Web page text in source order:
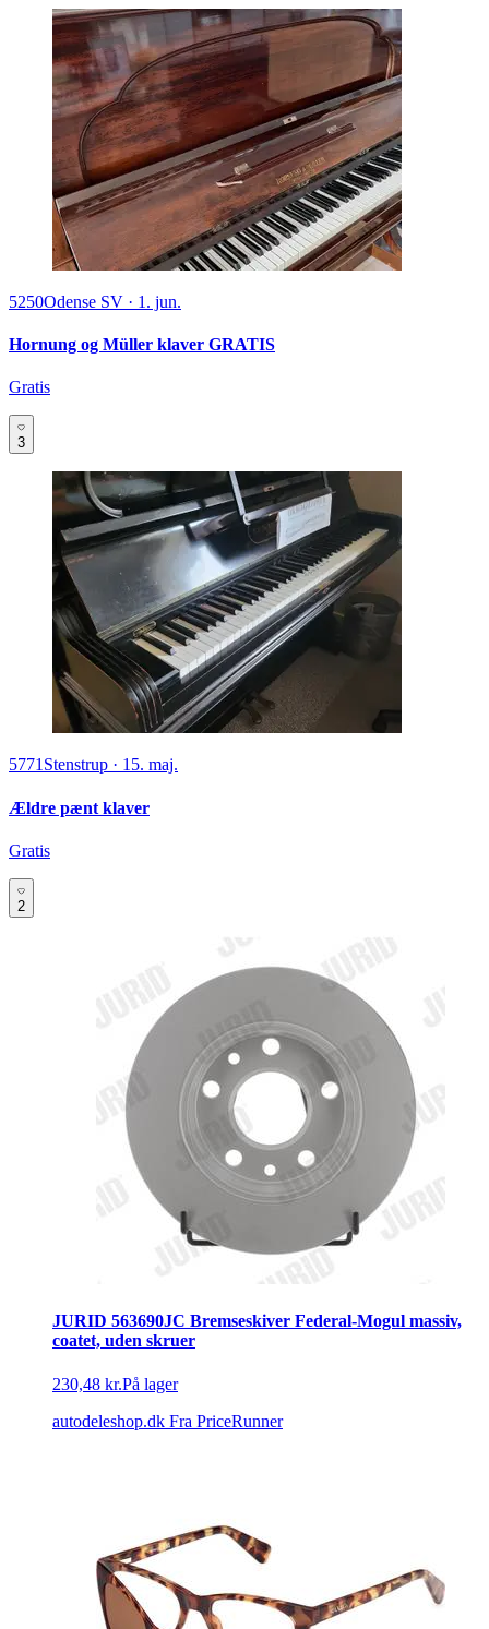
5250Odense SV · 1. jun.
Hornung og Müller klaver GRATIS
Gratis
3
5771Stenstrup · 15. maj.
Ældre pænt klaver
Gratis
2
JURID 563690JC Bremseskiver Federal-Mogul massiv,
coatet, uden skruer
230,48 kr.På lager
autodeleshop.dk Fra PriceRunner